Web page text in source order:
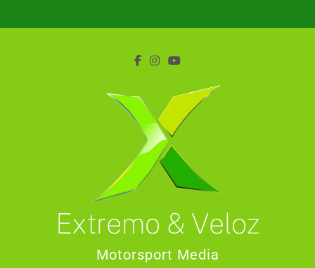
Extremo & Veloz
Motorsport Media